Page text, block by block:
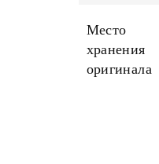
Место
хранения
оригинала